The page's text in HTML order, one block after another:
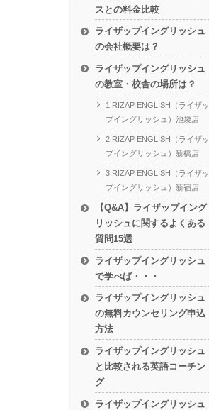
スとの料金比較
ライザップイングリッシュ
の会社概要は？
ライザップイングリッシュ
の教室・校舎の場所は？
1.RIZAP ENGLISH（ライザッ
プイングリッシュ）池袋店
2.RIZAP ENGLISH（ライザッ
プイングリッシュ）新橋店
3.RIZAP ENGLISH（ライザッ
プイングリッシュ）新宿店
【Q&A】ライザップイング
リッシュに関するよくある
質問15選
ライザップイングリッシュ
で学べば・・・
ライザップイングリッシュ
の無料カウンセリング申込
方法
ライザップイングリッシュ
と比較される英語コーチン
グ
ライザップイングリッシュ